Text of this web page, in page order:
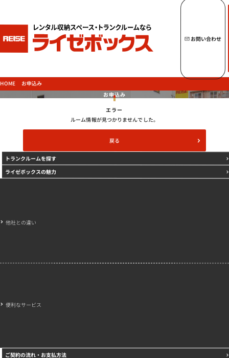
トップページへ
トランクルームを探す
ご契約の流れ・お支払方法
ご利用中のお客様
お問い合わせ
プライバシーポリシー
お問い合わせ
HOME お申込み
お申込み
エラー
ルーム情報が見つかりませんでした。
戻る
トランクルームを探す
ライゼボックスの魅力
他社との違い
便利なサービス
ご契約の流れ・お支払方法